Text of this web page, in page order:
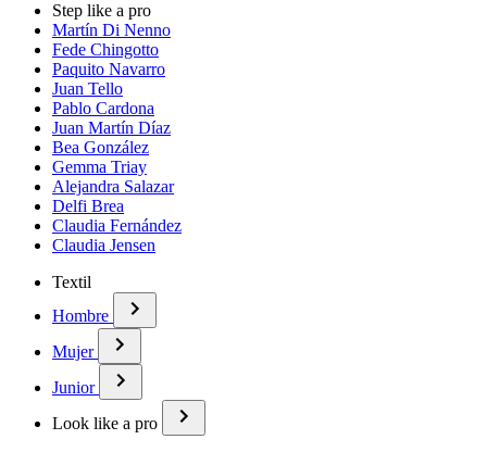
Step like a pro
Martín Di Nenno
Fede Chingotto
Paquito Navarro
Juan Tello
Pablo Cardona
Juan Martín Díaz
Bea González
Gemma Triay
Alejandra Salazar
Delfi Brea
Claudia Fernández
Claudia Jensen
Textil
Hombre
Mujer
Junior
Look like a pro